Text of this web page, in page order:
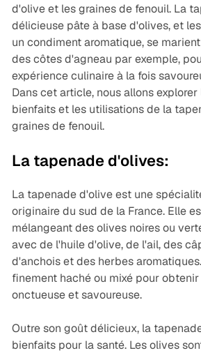
d'olive et les graines de fenouil. La
délicieuse pâte à base d'olives, et
un condiment aromatique, se
des côtes d'agneau par exemple,
expérience culinaire à la fois
Dans cet article, nous allons
bienfaits et les utilisations de la
graines de fenouil.
La tapenade d'olives:
La tapenade d'olive est une
originaire du sud de la France. Elle
mélangeant des olives noires ou
avec de l'huile d'olive, de l'ail, des
d'anchois et des herbes
finement haché ou mixé pour
onctueuse et savoureuse.
Outre son goût délicieux, la
bienfaits pour la santé. Les olives